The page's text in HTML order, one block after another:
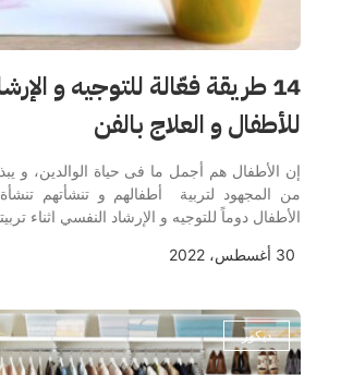
14 طريقة فعّالة للتوجيه و
للأطفال و العلاج بالفن
إن الأطفال هم أجمل ما فى حياة الوالدين، و
من المجهود لتربية أطفالهم و تنشأتهم
الأطفال دوماً للتوجيه و الإرشاد النفسي اثناء
30 أغسطس، 2022
ديكور